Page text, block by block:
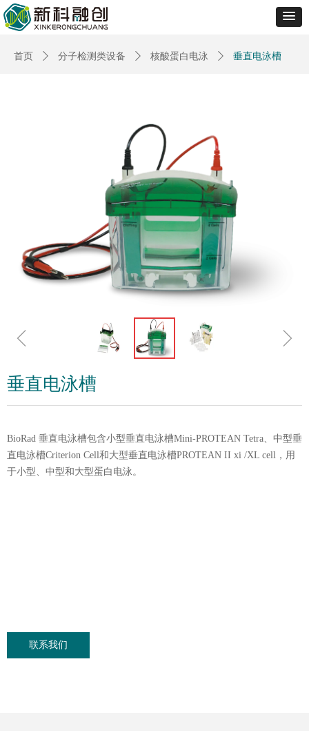
首页 ꄲ 分子检测类设备 ꄲ 核酸蛋白电泳 ꄲ 垂直电泳槽
ꁆ ꁇ
垂直电泳槽
BioRad 垂直电泳槽包含小型垂直电泳槽Mini-PROTEAN Tetra、中型垂
直电泳槽Criterion Cell和大型垂直电泳槽PROTEAN II xi /XL cell，用
于小型、中型和大型蛋白电泳。
联系我们